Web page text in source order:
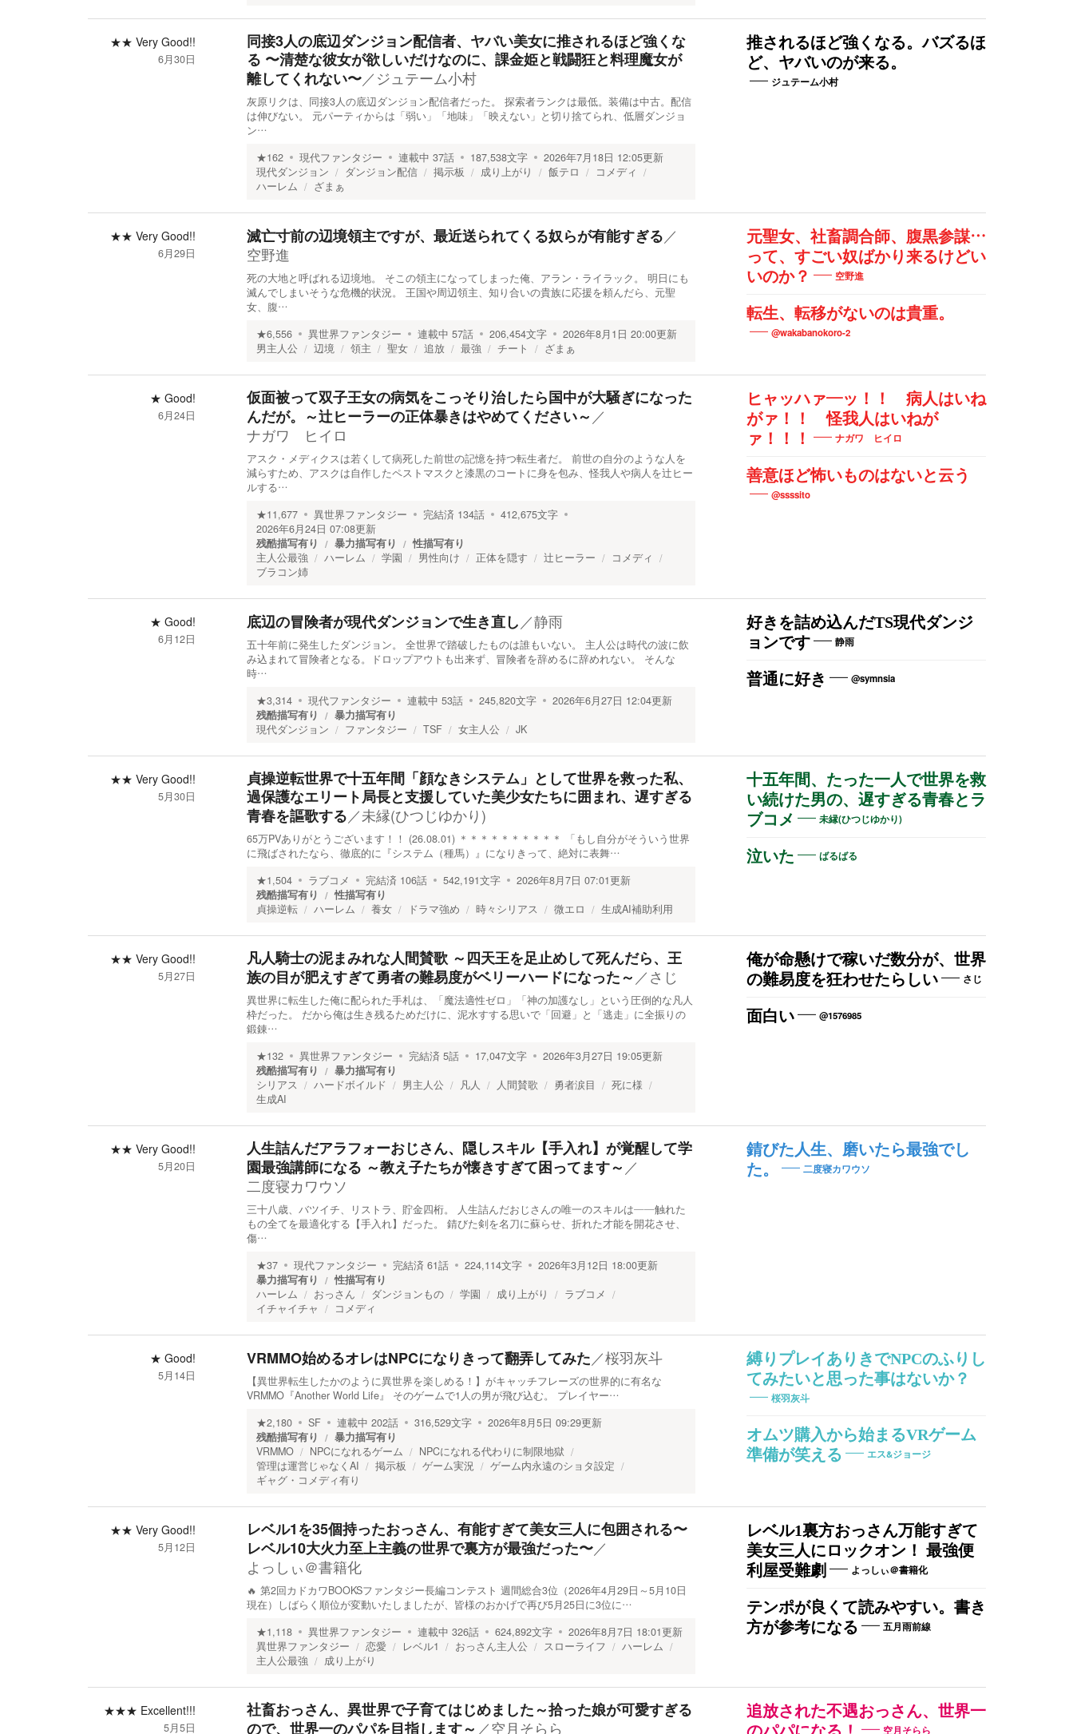
★★ Very Good!!
6月30日
同接3人の底辺ダンジョン配信者、ヤバい美女に推されるほど強くな
る 〜清楚な彼女が欲しいだけなのに、課金姫と戦闘狂と料理魔女が
離してくれない〜／ジュテーム小村
灰原リクは、同接3人の底辺ダンジョン配信者だった。 探索者ランクは最低。装備は中古。配信
は伸びない。 元パーティからは「弱い」「地味」「映えない」と切り捨てられ、低層ダンジョ
ン…
★162 現代ファンタジー 連載中 37話 187,538文字 2026年7月18日 12:05更新
現代ダンジョン
ダンジョン配信 掲示板 成り上がり 飯テロ
コメディ
ハーレム
ざまぁ
推されるほど強くなる。バズるほ
ど、ヤバいのが来る。
ジュテーム小村
★★ Very Good!!
6月29日
滅亡寸前の辺境領主ですが、最近送られてくる奴らが有能すぎる／
空野進
死の大地と呼ばれる辺境地。 そこの領主になってしまった俺、アラン・ライラック。 明日にも
滅んでしまいそうな危機的状況。 王国や周辺領主、知り合いの貴族に応援を頼んだら、元聖
女、腹…
★6,556 異世界ファンタジー 連載中 57話 206,454文字 2026年8月1日 20:00更新
男主人公
辺境 領主 聖女 追放 最強 チート ざまぁ
元聖女、社畜調合師、腹黒参謀…
って、すごい奴ばかり来るけどい
いのか？
空野進
転生、転移がないのは貴重。
@wakabanokoro-2
★ Good!
6月24日
仮面被って双子王女の病気をこっそり治したら国中が大騒ぎになった
んだが。～辻ヒーラーの正体暴きはやめてください～ ／
ナガワ ヒイロ
アスク・メディクスは若くして病死した前世の記憶を持つ転生者だ。 前世の自分のような人を
減らすため、アスクは自作したペストマスクと漆黒のコートに身を包み、怪我人や病人を辻ヒー
ルする…
★11,677 異世界ファンタジー 完結済 134話 412,675文字
2026年6月24日 07:08更新
残酷描写有り
暴力描写有り
性描写有り
主人公最強
ハーレム 学園 男性向け 正体を隠す 辻ヒーラー
コメディ
ブラコン姉
ヒャッハァ―ッ！！ 病人はいね
がァ！！ 怪我人はいねが
ァ！！！
ナガワ ヒイロ
善意ほど怖いものはないと云う
@ssssito
★ Good!
6月12日
底辺の冒険者が現代ダンジョンで生き直し ／静雨
五十年前に発生したダンジョン。 全世界で踏破したものは誰もいない。 主人公は時代の波に飲
み込まれて冒険者となる。ドロップアウトも出来ず、冒険者を辞めるに辞めれない。 そんな
時…
★3,314 現代ファンタジー 連載中 53話 245,820文字 2026年6月27日 12:04更新
残酷描写有り
暴力描写有り
現代ダンジョン
ファンタジー TSF 女主人公 JK
好きを詰め込んだTS現代ダンジ
ョンです
静雨
普通に好き @symnsia
★★ Very Good!!
5月30日
貞操逆転世界で十五年間「顔なきシステム」として世界を救った私、
過保護なエリート局長と支援していた美少女たちに囲まれ、遅すぎる
青春を謳歌する／未縁(ひつじゆかり)
65万PVありがとうございます！！ (26.08.01) ＊＊＊＊＊＊＊＊＊＊ 「もし自分がそういう世界
に飛ばされたなら、徹底的に『システム（種馬）』になりきって、絶対に表舞…
★1,504 ラブコメ 完結済 106話 542,191文字 2026年8月7日 07:01更新
残酷描写有り
性描写有り
貞操逆転
ハーレム 養女 ドラマ強め 時々シリアス 微エロ 生成AI補助利用
十五年間、たった一人で世界を救
い続けた男の、遅すぎる青春とラ
ブコメ
未縁(ひつじゆかり)
泣いた ばるばる
★★ Very Good!!
5月27日
凡人騎士の泥まみれな人間賛歌 ～四天王を足止めして死んだら、王
族の目が肥えすぎて勇者の難易度がベリーハードになった～ ／さじ
異世界に転生した俺に配られた手札は、「魔法適性ゼロ」「神の加護なし」という圧倒的な凡人
枠だった。 だから俺は生き残るためだけに、泥水すする思いで「回避」と「逃走」に全振りの
鍛錬…
★132 異世界ファンタジー 完結済 5話 17,047文字 2026年3月27日 19:05更新
残酷描写有り
暴力描写有り
シリアス
ハードボイルド 男主人公 凡人 人間賛歌 勇者涙目
死に様
生成AI
俺が命懸けで稼いだ数分が、世界
の難易度を狂わせたらしい
さじ
面白い @1576985
★★ Very Good!!
5月20日
人生詰んだアラフォーおじさん、隠しスキル【手入れ】が覚醒して学
園最強講師になる ～教え子たちが懐きすぎて困ってます～ ／
二度寝カワウソ
三十八歳、バツイチ、リストラ、貯金四桁。 人生詰んだおじさんの唯一のスキルは――触れた
もの全てを最適化する【手入れ】だった。 錆びた剣を名刀に蘇らせ、折れた才能を開花させ、
傷…
★37 現代ファンタジー 完結済 61話 224,114文字 2026年3月12日 18:00更新
暴力描写有り
性描写有り
ハーレム
おっさん ダンジョンもの 学園 成り上がり
ラブコメ
イチャイチャ
コメディ
錆びた人生、磨いたら最強でし
た。
二度寝カワウソ
★ Good!
5月14日
VRMMO始めるオレはNPCになりきって翻弄してみた／桜羽灰斗
【異世界転生したかのように異世界を楽しめる！】がキャッチフレーズの世界的に有名な
VRMMO『Another World Life』 そのゲームで1人の男が飛び込む。 プレイヤー…
★2,180 SF 連載中 202話 316,529文字 2026年8月5日 09:29更新
残酷描写有り
暴力描写有り
VRMMO
NPCになれるゲーム
NPCになれる代わりに制限地獄
管理は運営じゃなくAI
掲示板 ゲーム実況
ゲーム内永遠のショタ設定
ギャグ・コメディ有り
縛りプレイありきでNPCのふりし
てみたいと思った事はないか？
桜羽灰斗
オムツ購入から始まるVRゲーム
準備が笑える
エス&ジョージ
★★ Very Good!!
5月12日
レベル1を35個持ったおっさん、有能すぎて美女三人に包囲される〜
レベル10大火力至上主義の世界で裏方が最強だった〜／
よっしぃ＠書籍化
🔥 第2回カドカワBOOKSファンタジー長編コンテスト 週間総合3位（2026年4月29日～5月10日
現在）しばらく順位が変動いたしましたが、皆様のおかげで再び5月25日に3位に…
★1,118 異世界ファンタジー 連載中 326話 624,892文字 2026年8月7日 18:01更新
異世界ファンタジー
恋愛 レベル1 おっさん主人公 スローライフ
ハーレム
主人公最強
成り上がり
レベル1裏方おっさん万能すぎて
美女三人にロックオン！ 最強便
利屋受難劇
よっしぃ＠書籍化
テンポが良くて読みやすい。書き
方が参考になる
五月雨前線
★★★ Excellent!!!
5月5日
社畜おっさん、異世界で子育てはじめました～拾った娘が可愛すぎる
ので、世界一のパパを目指します～ ／空月そらら
追放された不遇おっさん、世界一
空月そらら